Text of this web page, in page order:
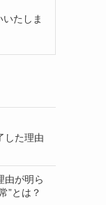
たしま
した理由
由が明ら
”とは？